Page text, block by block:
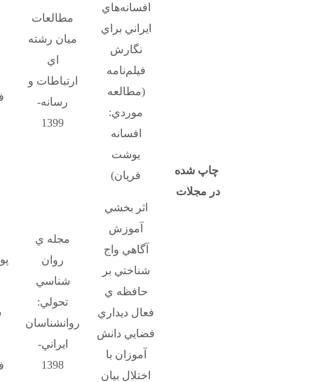
چاپ شده
در مجلات
افسانه‌هاي
ايراني براي
نگارش
فيلم‌نامه
(مطالعه
موردي:
افسانه
يوشت
فريان)
مطالعات
ميان رشته
اي
ارتباطات و
رسانه-
1399
اثر بخشي
آموزش
آگاهي واج
شناختي بر
حافظه ي
فعال ديداري
فضايي دانش
آموزان با
اختلال بيان
مجله ي
روان
شناسي
تحولي:
روانشناسان
ايراني-
1398